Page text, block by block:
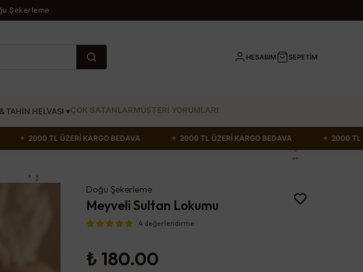
Şekerleme
HESABIM SEPETİM
TAHİN HELVASI ▾ÇOK SATANLARMÜŞTERİ YORUMLARI
✦ 2000 TL ÜZERİ KARGO BEDAVA ✦ 2000 TL ÜZERİ KARGO BEDAVA
Doğu Şekerleme
Meyveli Sultan Lokumu
4 değerlendirme
₺ 180.00